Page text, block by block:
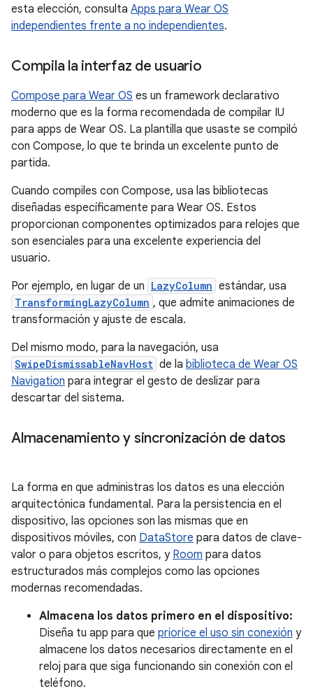
esta elección, consulta Apps para Wear OS
independientes frente a no independientes.
Compila la interfaz de usuario
Compose para Wear OS es un framework declarativo
moderno que es la forma recomendada de compilar IU
para apps de Wear OS. La plantilla que usaste se compiló
con Compose, lo que te brinda un excelente punto de
partida.
Cuando compiles con Compose, usa las bibliotecas
diseñadas específicamente para Wear OS. Estos
proporcionan componentes optimizados para relojes que
son esenciales para una excelente experiencia del
usuario.
Por ejemplo, en lugar de un LazyColumn estándar, usa
TransformingLazyColumn , que admite animaciones de
transformación y ajuste de escala.
Del mismo modo, para la navegación, usa
SwipeDismissableNavHost de la biblioteca de Wear OS
Navigation para integrar el gesto de deslizar para
descartar del sistema.
Almacenamiento y sincronización de datos
La forma en que administras los datos es una elección
arquitectónica fundamental. Para la persistencia en el
dispositivo, las opciones son las mismas que en
dispositivos móviles, con DataStore para datos de clave-
valor o para objetos escritos, y Room para datos
estructurados más complejos como las opciones
modernas recomendadas.
Almacena los datos primero en el dispositivo:
Diseña tu app para que priorice el uso sin conexión y
almacene los datos necesarios directamente en el
reloj para que siga funcionando sin conexión con el
teléfono.